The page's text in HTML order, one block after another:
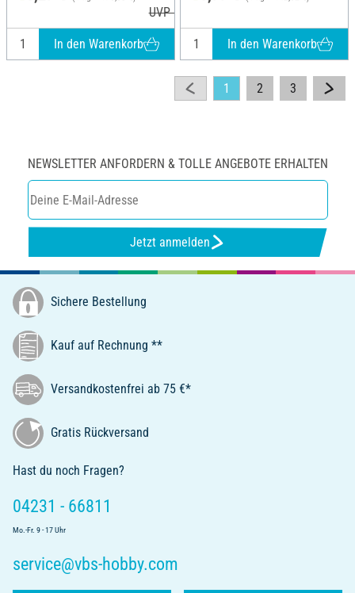
UVP 5,70 €
In den Warenkorb In den Warenkorb
1 2 3
NEWSLETTER ANFORDERN & TOLLE ANGEBOTE ERHALTEN
Jetzt anmelden
Sichere Bestellung
Kauf auf Rechnung **
Versandkostenfrei ab 75 €*
Gratis Rückversand
Hast du noch Fragen?
04231 - 66811
Mo.-Fr. 9 - 17 Uhr
service@vbs-hobby.com